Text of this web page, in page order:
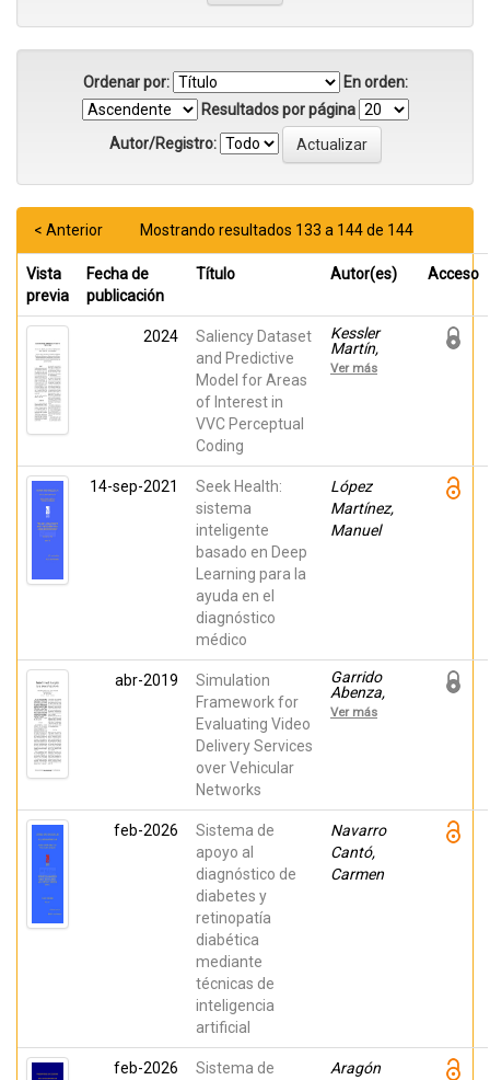
Ordenar por:
En orden:
Resultados por página
Autor/Registro:
Mostrando resultados 133 a 144 de 144
< Anterior
Vista
previa
Fecha de
publicación
Título Autor(es) Acceso
2024
Saliency Dataset
and Predictive
Model for Areas
of Interest in
VVC Perceptual
Coding
Kessler
Martín,
Jorge;
Fernández
Cebrián
Márquez,
Gabriel;
Ríos, Belén;
Vigueras,
Ver más
14-sep-2021
Seek Health:
sistema
inteligente
basado en Deep
Learning para la
ayuda en el
diagnóstico
médico
López
Martínez,
Manuel
abr-2019
Simulation
Framework for
Evaluating Video
Delivery Services
over Vehicular
Networks
Garrido
Abenza,
Pedro
Pablo;
López
Granado,
Otoniel
Mario
Ver más
feb-2026
Sistema de
apoyo al
diagnóstico de
diabetes y
retinopatía
diabética
mediante
técnicas de
inteligencia
artificial
Navarro
Cantó,
Carmen
feb-2026
Sistema de
Aragón